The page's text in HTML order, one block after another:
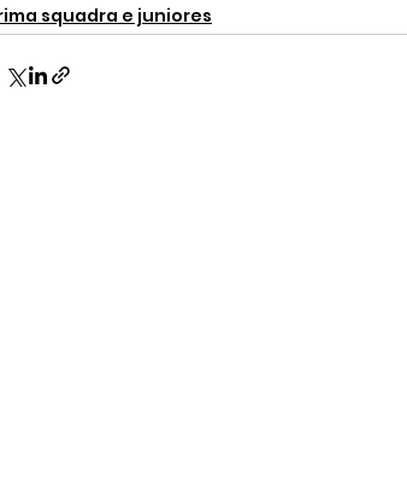
squadra e juniores